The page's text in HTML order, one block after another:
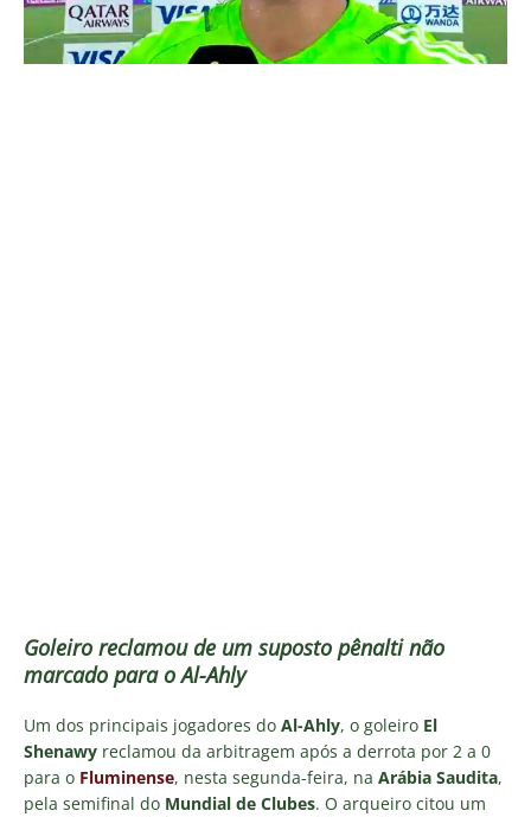
Goleiro reclamou de um suposto pênalti não
marcado para o Al-Ahly
Um dos principais jogadores do Al-Ahly, o goleiro El
Shenawy reclamou da arbitragem após a derrota por 2 a 0
para o Fluminense, nesta segunda-feira, na Arábia Saudita,
pela semifinal do Mundial de Clubes. O arqueiro citou um